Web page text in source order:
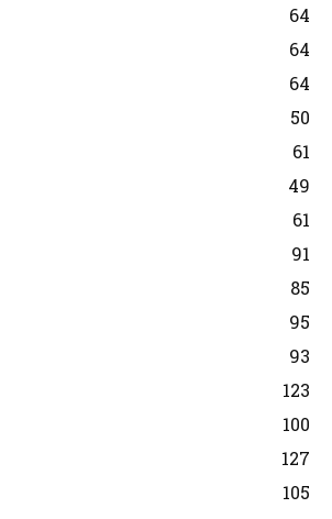
64
64
64
50
61
49
61
91
85
95
93
123
100
127
105